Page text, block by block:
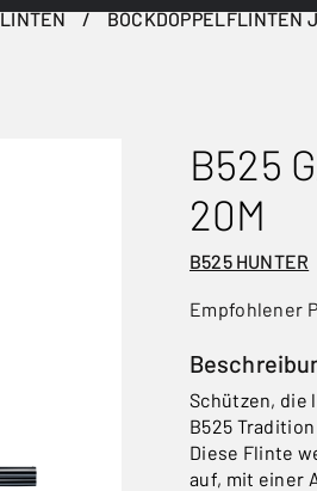
BOCKDOPPELFLINTEN
B525
20M
B525 HUNTER
Empfohlener
Schützen, die
B525
Diese Flinte
auf, mit einer